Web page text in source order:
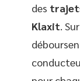
des
Klaxit.